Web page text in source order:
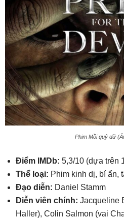
Phim Mồi quỷ dữ
Điểm IMDb: 5,3/10 (dựa trên
Thể loại: Phim kinh dị, bí ẩn,
Đạo diễn: Daniel Stamm
Diễn viên chính: Jacqueline
Haller), Colin Salmon (vai